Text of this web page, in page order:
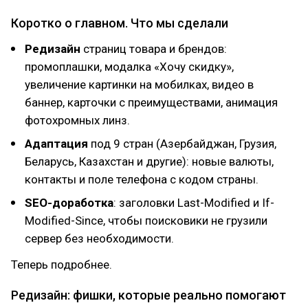
Коротко о главном. Что мы сделали
Редизайн страниц товара и брендов:
промоплашки, модалка «Хочу скидку»,
увеличение картинки на мобилках, видео в
баннер, карточки с преимуществами, анимация
фотохромных линз.
Адаптация под 9 стран (Азербайджан, Грузия,
Беларусь, Казахстан и другие): новые валюты,
контакты и поле телефона с кодом страны.
SEO-доработка: заголовки Last-Modified и If-
Modified-Since, чтобы поисковики не грузили
сервер без необходимости.
Теперь подробнее.
Редизайн: фишки, которые реально помогают